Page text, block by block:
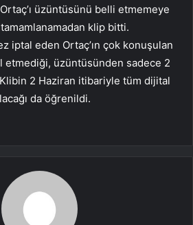
üzüntüsünü belli etmemeye
klip bitti.
iptal eden Ortaç’ın çok konuşulan
üzüntüsünden sadece 2
2 Haziran itibariyle tüm dijital
da öğrenildi.